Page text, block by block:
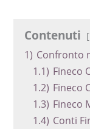
Contenuti
1) Confronto
1.1) Fineco
1.2) Fineco
1.3) Fineco
1.4) Conti